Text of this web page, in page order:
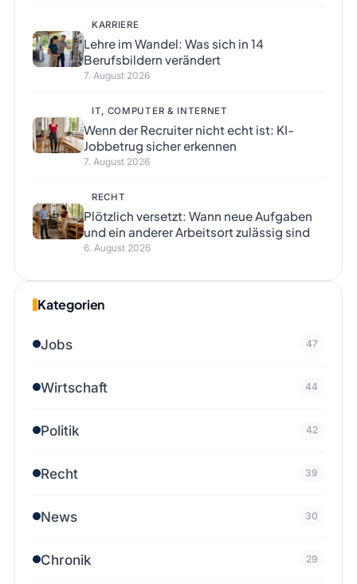
KARRIERE
Lehre im Wandel: Was sich in 14
Berufsbildern verändert
7. August 2026
IT, COMPUTER & INTERNET
Wenn der Recruiter nicht echt ist: KI-
Jobbetrug sicher erkennen
7. August 2026
RECHT
Plötzlich versetzt: Wann neue Aufgaben
und ein anderer Arbeitsort zulässig sind
6. August 2026
Kategorien
Jobs 47
Wirtschaft 44
Politik 42
Recht 39
News 30
Chronik 29